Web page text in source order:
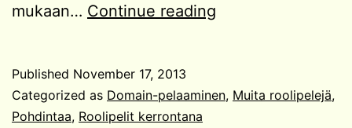
mukaan… Continue reading
tuolla
Published November 17, 2013
Categorized as Domain-pelaaminen, Muita roolipelejä,
Pohdintaa, Roolipelit kerrontana